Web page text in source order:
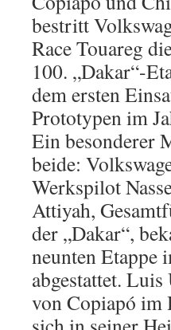
bestritt
Race Touareg
100. „Dakar“-
dem ersten
Prototypen im
Ein besonderer
beide:
Werkspilot
Attiyah,
der „Dakar“,
neunten Etappe
abgestattet.
von Copiapó im